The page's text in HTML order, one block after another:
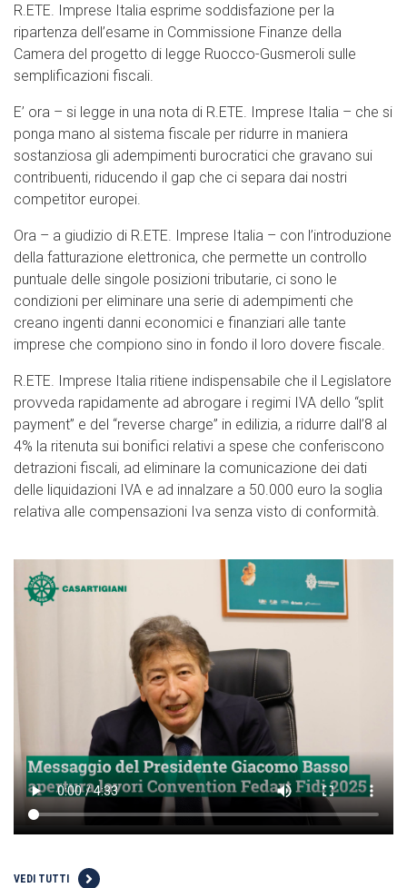
R.ETE. Imprese Italia esprime soddisfazione per la
ripartenza dell’esame in Commissione Finanze della
Camera del progetto di legge Ruocco-Gusmeroli sulle
semplificazioni fiscali.
E’ ora – si legge in una nota di R.ETE. Imprese Italia – che si
ponga mano al sistema fiscale per ridurre in maniera
sostanziosa gli adempimenti burocratici che gravano sui
contribuenti, riducendo il gap che ci separa dai nostri
competitor europei.
Ora – a giudizio di R.ETE. Imprese Italia – con l’introduzione
della fatturazione elettronica, che permette un controllo
puntuale delle singole posizioni tributarie, ci sono le
condizioni per eliminare una serie di adempimenti che
creano ingenti danni economici e finanziari alle tante
imprese che compiono sino in fondo il loro dovere fiscale.
R.ETE. Imprese Italia ritiene indispensabile che il Legislatore
provveda rapidamente ad abrogare i regimi IVA dello “split
payment” e del “reverse charge” in edilizia, a ridurre dall’8 al
4% la ritenuta sui bonifici relativi a spese che conferiscono
detrazioni fiscali, ad eliminare la comunicazione dei dati
delle liquidazioni IVA e ad innalzare a 50.000 euro la soglia
relativa alle compensazioni Iva senza visto di conformità.
VEDI TUTTI